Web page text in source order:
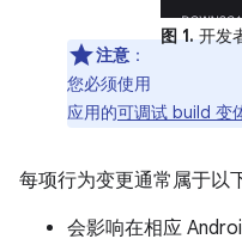
图 1. 开发
注意 ：
您必须使用
应用的可调试 build 变
每项行为变更通常属于以
会影响在相应